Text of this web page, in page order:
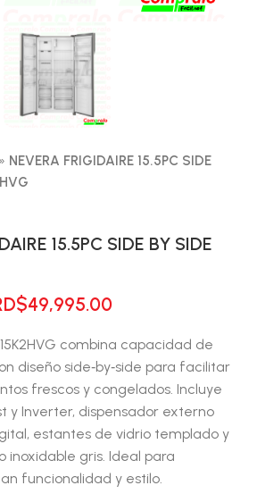
» NEVERA FRIGIDAIRE 15.5PC SIDE
15.5PC SIDE BY SIDE
49,995.00El
actual
es:
RD$49,995.00.
combina capacidad de
diseño side‑by‑side para facilitar
frescos y congelados. Incluye
y Inverter, dispensador externo
estantes de vidrio templado y
inoxidable gris. Ideal para
funcionalidad y estilo.